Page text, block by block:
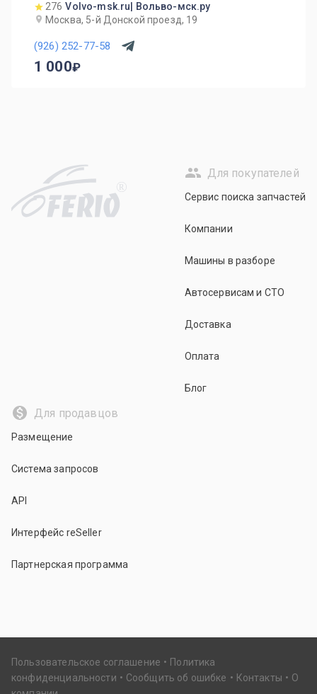
276 Volvo-msk.ru| Вольво-мск.ру
Москва, 5-й Донской проезд, 19
(926) 252-77-58
1 000
R
Для покупателей
Сервис поиска запчастей
Компании
Машины в разборе
Автосервисам и СТО
Доставка
Оплата
Блог
Для продавцов
Размещение
Система запросов
API
Интерфейс reSeller
Партнерская программа
Пользовательское соглашение
Политика
конфиденциальности
Сообщить об ошибке Контакты
О